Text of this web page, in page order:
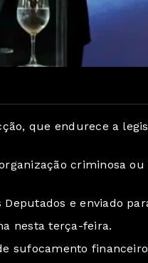
que endurece a
criminosa
e enviado
nesta terça-feira.
sufocamento